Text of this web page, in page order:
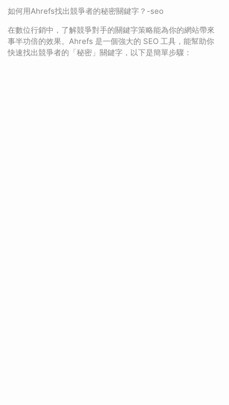
如何用Ahrefs找出競爭者的秘密關鍵字？-seo
在數位行銷中，了解競爭對手的關鍵字策略能為你的網站帶來
事半功倍的效果。Ahrefs 是一個強大的 SEO 工具，能幫助你
快速找出競爭者的「秘密」關鍵字，以下是簡單步驟：